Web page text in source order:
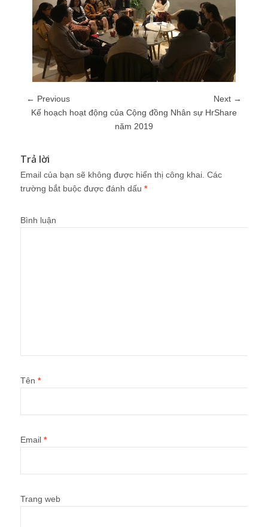
← Previous
Next →
Kế hoạch hoạt động của Cộng đồng Nhân sự HrShare
năm 2019
Trả lời
Email của bạn sẽ không được hiển thị công khai. Các
trường bắt buộc được đánh dấu *
Bình luận
Tên *
Email *
Trang web